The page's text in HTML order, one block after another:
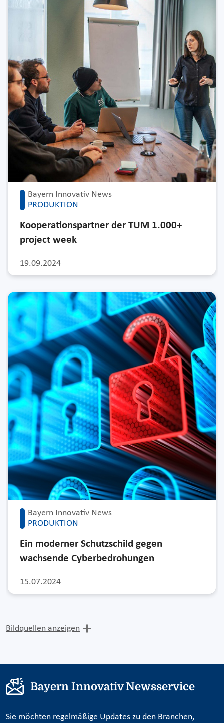
Bayern Innovativ News
PRODUKTION
19.09.2024
Kooperationspartner der TUM 1.000+
project week
Bayern Innovativ News
PRODUKTION
15.07.2024
Ein moderner Schutzschild gegen
wachsende Cyberbedrohungen
Bildquellen anzeigen
Bayern Innovativ Newsservice
Sie möchten regelmäßige Updates zu den Branchen,